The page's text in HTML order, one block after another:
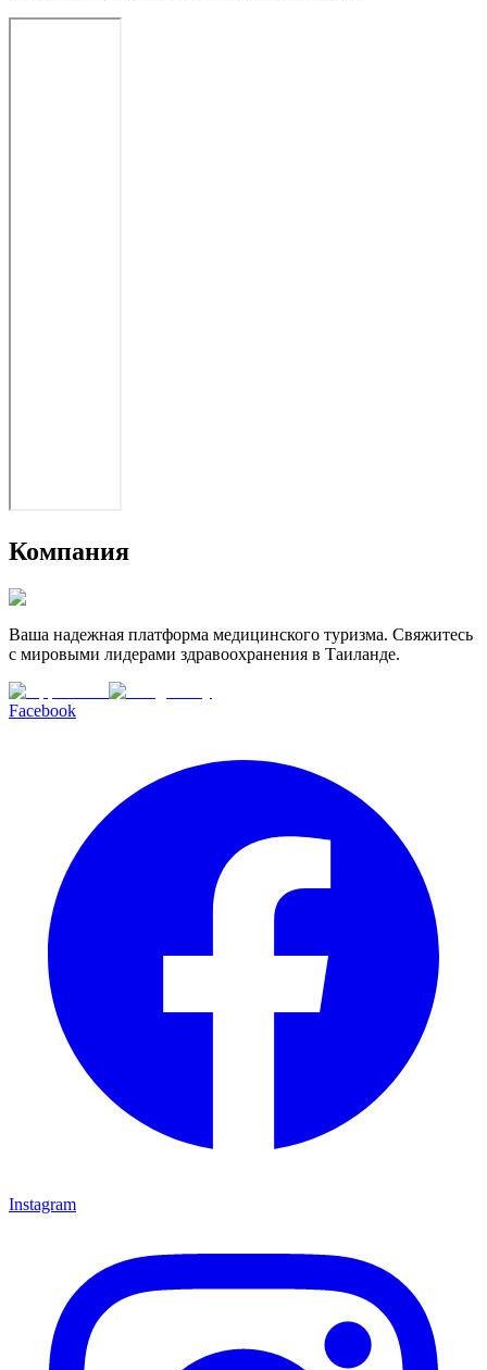
Компания
Ваша надежная платформа медицинского туризма. Свяжитесь
с мировыми лидерами здравоохранения в Таиланде.
Facebook
Instagram